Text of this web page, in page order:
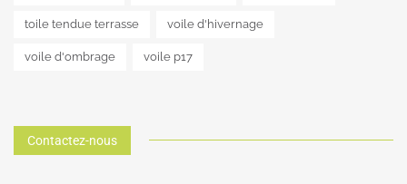
toile tendue terrasse voile d'hivernage
voile d'ombrage voile p17
Contactez-nous